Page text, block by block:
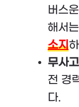
버스
해서는
소지
무사
전 경
다.